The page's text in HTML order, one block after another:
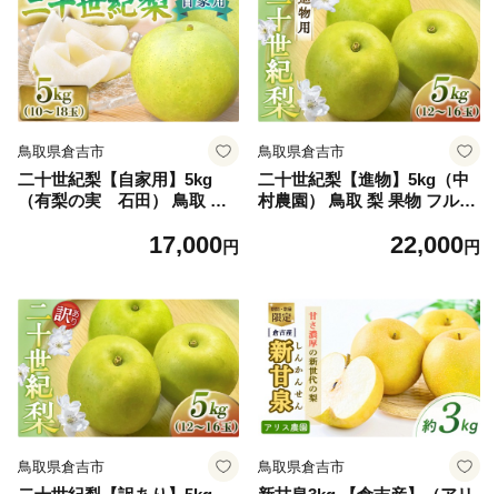
鳥取県倉吉市
二十世紀梨【自家用】5kg
（有梨の実 石田） 鳥取 梨
梨 20世紀梨 人気 甘い 進物
17,000円
鳥取県倉吉市
二十世紀梨【進物】5kg（中
村農園） 鳥取 梨 果物 フルー
人気 甘い 進物 贈答用22,000円
鳥取県倉吉市 鳥取県倉吉市